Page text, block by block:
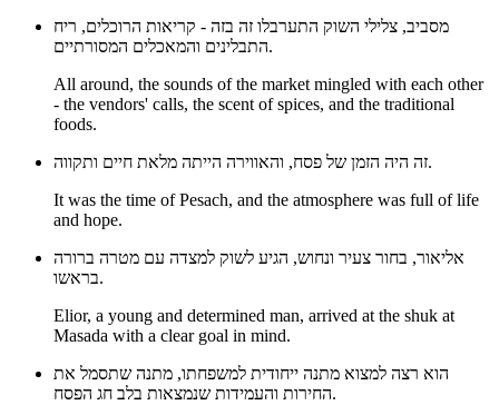
מסביב, צלילי השוק התערבלו זה בזה - קריאות הרוכלים, ריח
התבלינים והמאכלים המסורתיים.
All around, the sounds of the market mingled with each other
- the vendors' calls, the scent of spices, and the traditional
foods.
זה היה הזמן של פסח, והאווירה הייתה מלאת חיים ותקווה.
It was the time of Pesach, and the atmosphere was full of life
and hope.
אליאור, בחור צעיר ונחוש, הגיע לשוק למצדה עם מטרה ברורה
בראשו.
Elior, a young and determined man, arrived at the shuk at
Masada with a clear goal in mind.
הוא רצה למצוא מתנה ייחודית למשפחתו, מתנה שתסמל את
החירות והעמידות שנמצאות בלב חג הפסח.